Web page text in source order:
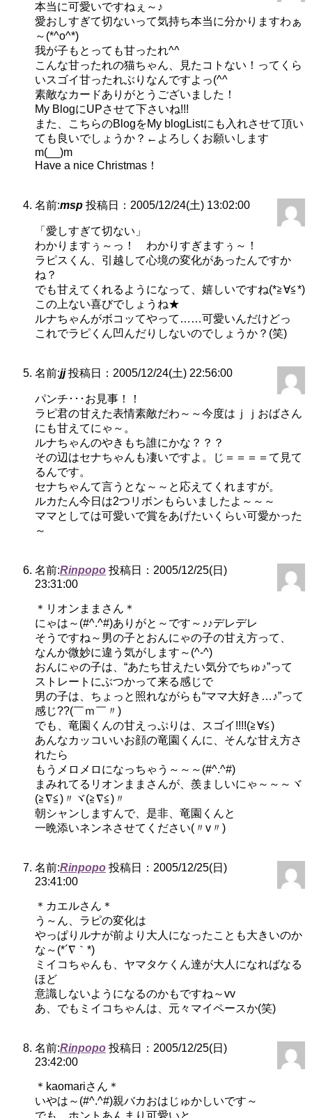
本当に可愛いですねぇ～♪
愛おしすぎて切ないって気持ち本当に分かりますわぁ
～(*^o^*)
我が子もとっても甘ったれ^^
こんな甘ったれの猫ちゃん、見たコトない！ってくら
いスゴイ甘ったれぶりなんですよっ(^^ゞ
素敵なカードありがとうございました！
My BlogにUPさせて下さいね!!!
また、こちらのBlogをMy blogListにも入れさせて頂い
ても良いでしょうか？←よろしくお願いします
m(__)m
Have a nice Christmas！
名前:msp 投稿日：2005/12/24(土) 13:02:00
「愛しすぎて切ない」
わかりますぅ～っ！ わかりすぎますぅ～！
ラピスくん、引越して心境の変化があったんですか
ね？
でも甘えてくれるようになって、嬉しいですね(*≧∀≦*)
この上ない喜びでしょうね★
ルナちゃんがボコッてやって……可愛いんだけどっ
これでラピくん凹んだりしないのでしょうか？(笑)
名前:jj 投稿日：2005/12/24(土) 22:56:00
パンチ･･･お見事！！
ラピ君の甘えた表情素敵だわ～～今度はｊｊおばさん
にも甘えてにゃ～。
ルナちゃんのやきもち誰にかな？？？
その辺はセナちゃんも凄いですよ。じ＝＝＝＝て見て
るんです。
セナちゃんて言うとな～～と応えてくれますが。
ルカたん今日は2つリボンもらいましたよ～～～
ママとしては可愛いで賞をあげたいくらい可愛かった
～
名前:Rinpopo 投稿日：2005/12/25(日)
23:31:00
＊リオンままさん＊
にゃは～(#^.^#)ありがと～です～♪♪デレデレ
そうですね～男の子とおんにゃの子の甘え方って、
なんか微妙に違う気がします～(^-^)
おんにゃの子は、“あたち甘えたい気分でちゅ♪”って
ストレートにぶつかって来る感じで
男の子は、ちょっと照れながらも“ママ大好き…♪”って
感じ??(￣ｍ￣〃)
でも、竜園くんの甘えっぷりは、スゴイ!!!!(≧∀≦)
あんなカッコいいお顔の竜園くんに、そんな甘え方さ
れたら
もうメロメロになっちゃう～～～(#^.^#)
まみれてるリオンままさんが、羨ましいにゃ～～～ヾ
(≧∇≦)〃ヾ(≧∇≦)〃
朝シャンしますんで、是非、竜園くんと
一晩添いネンネさせてください(〃v〃)
名前:Rinpopo 投稿日：2005/12/25(日)
23:41:00
＊カエルさん＊
う～ん、ラピの変化は
やっぱりルナが前より大人になったことも大きいのか
な～(*´∇｀*)
ミイコちゃんも、ヤマタケくん達が大人になればなる
ほど
意識しないようになるのかもですね～vv
あ、でもミイコちゃんは、元々マイペースか(笑)
名前:Rinpopo 投稿日：2005/12/25(日)
23:42:00
＊kaomariさん＊
いやは～(#^.^#)親バカおはじゅかしいです～